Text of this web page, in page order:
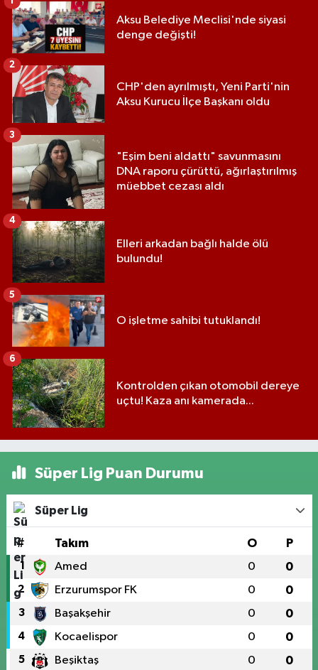
Aksu Belediye Meclisi'nde siyasi
denge değişti!
CHP'den ayrılmıştı, Yeni Parti'nin
Aksu Kurucu İlçe Başkanı oldu
2
"Eşim beni aldattı" savunmasını
DNA raporu çürüttü, ağırlaştırılmış
müebbet cezası aldı
3
Elleri arkadan bağlı halde ölü
bulundu!
4
O işletme sahibi tutuklandı!
5
Kontrolden çıkan otomobil dereye
uçtu! Kaza anı kamerada...
6
Süper Lig Puan Durumu
Süper Lig
# Takım O P
1 Amed 0 0
2 Erzurumspor FK 0 0
3 Başakşehir 0 0
4 Kocaelispor 0 0
5 Beşiktaş 0 0